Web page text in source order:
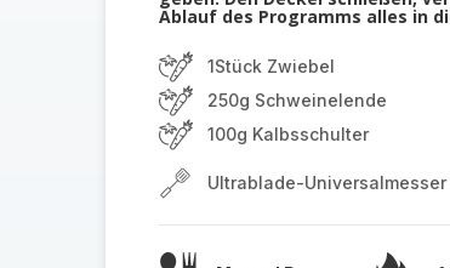
Ablauf des Programms alles in
1Stück Zwiebel
250g Schweinelende
100g Kalbsschulter
Ultrablade-Universalmesser